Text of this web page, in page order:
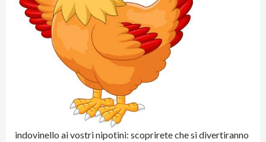
indovinello ai vostri nipotini: scoprirete che si divertiranno